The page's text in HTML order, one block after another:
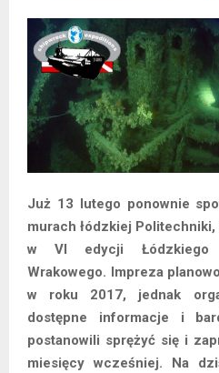
Już 13 lutego ponownie
murach łódzkiej
w VI edycji Łódzkiego
Wrakowego. Impreza
w roku 2017, jednak
dostępne informacje i
postanowili sprężyć się i
miesięcy wcześniej. Na